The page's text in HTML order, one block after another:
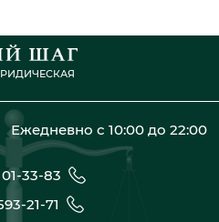
Ежедневно с 10:00 до 22:00
33-83
21-71